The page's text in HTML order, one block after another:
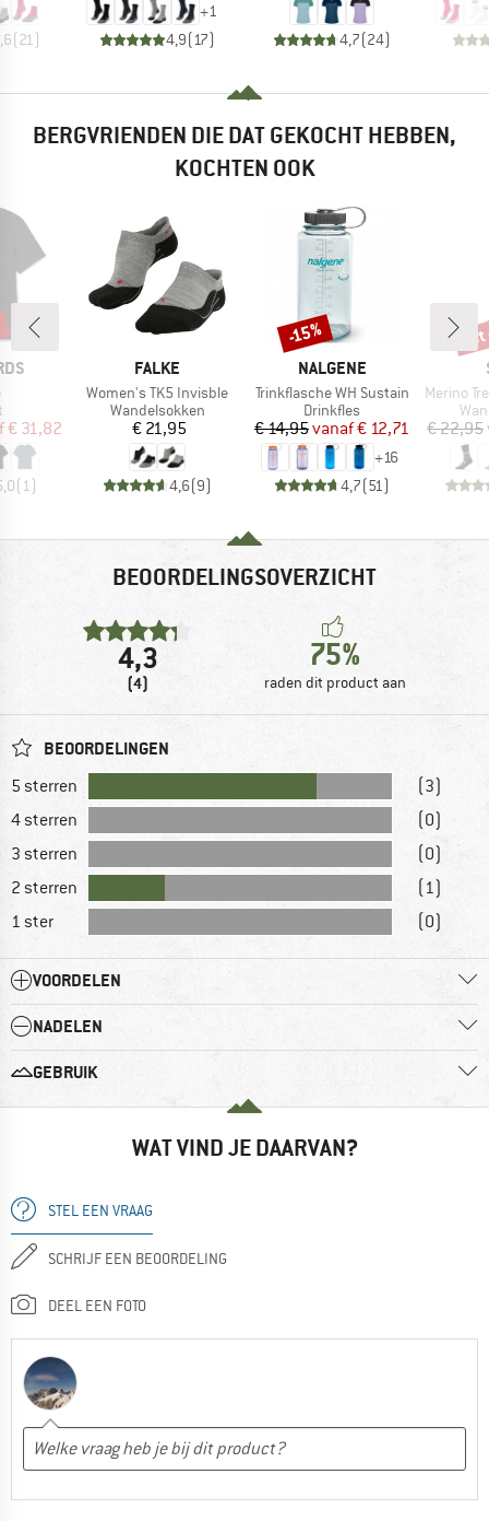
(21)
+1
4,9( 17) 4,7(24)
BERGVRIENDEN DIE DAT GEKOCHT HEBBEN,
KOCHTEN OOK
prijs
€ 31,82
(1 )
MERK
FALKE
Artikel
Women's TK5 Invisble
Productgroep
Wandelsokken
Prijs
€ 21,95
4,6(9)
MERK
NALGENE
Artikel
Trinkflasche WH Sustain
Productgroep
Drinkfles
Prijs
€ 14,95 Verlaagde prijs
vanaf€ 12,71
+16
4,7(51 )
Korting
-15%
Artikel
Merino
€ 22,95
BEOORDELINGSOVERZICHT
4,3
(4)
75%
raden dit product aan
BEOORDELINGEN
5 sterren
(3)
4 sterren
(0)
3 sterren
(0)
2 sterren
(1)
1 ster
(0)
VOORDELEN
NADELEN
GEBRUIK
WAT VIND JE DAARVAN?
STEL EEN VRAAG
SCHRIJF EEN BEOORDELING
DEEL EEN FOTO